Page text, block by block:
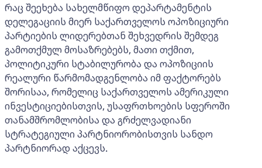
რაც შეეხება სახელმწიფო დეპარტამენტის
დელეგაციის მიერ საქართველოს ოპოზიციური
პარტიების ლიდერებთან შეხვედრის შემდეგ
გამოთქმულ მოსაზრებებს, მათი თქმით,
პოლიტიკური სტაბილურობა და ოპოზიციის
რეალური წარმომადგენლობა იმ ფაქტორებს
შორისაა, რომელიც საქართველოს ამერიკული
ინვესტიციებისთვის, უსაფრთხოების სფეროში
თანამშრომლობისა და გრძელვადიანი
სტრატეგიული პარტნიორობისთვის სანდო
პარტნიორად აქცევს.